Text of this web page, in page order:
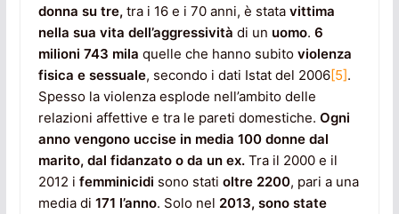
donna su tre,tra i 16 e i 70 anni, è stata vittima
nella sua vita dell’aggressività di un uomo. 6
milioni 743 mila quelle che hanno subito violenza
fisica e sessuale, secondo i dati Istat del 2006[5].
Spesso la violenza esplode nell’ambito delle
relazioni affettive e tra le pareti domestiche. Ogni
anno vengono uccise in media 100 donne dal
marito, dal fidanzato o da un ex. Tra il 2000 e il
2012 i femminicidi sono stati oltre 2200, pari a una
media di 171 l’anno. Solo nel 2013, sono state